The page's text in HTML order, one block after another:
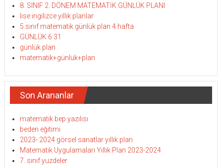
8. SINIF 2. DÖNEM MATEMATİK GÜNLÜK PLANI
lise ingilizce yıllık planlar
5.sınıf matematik günlük plan 4.hafta
GÜNLÜK 6 31
günlük plan
matematik+günlük+plan
Son Arananlar
matematik bep yazılısı
beden eğitimi
2023- 2024 görsel sanatlar yıllık plan
Matematik Uygulamaları Yıllık Plan 2023-2024
7. sınıf yuzdeler